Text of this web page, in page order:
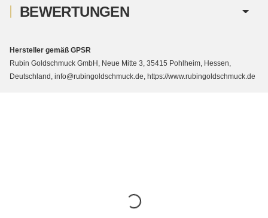
BEWERTUNGEN
Hersteller gemäß GPSR
Rubin Goldschmuck GmbH, Neue Mitte 3, 35415 Pohlheim, Hessen,
Deutschland, info@rubingoldschmuck.de, https://www.rubingoldschmuck.de